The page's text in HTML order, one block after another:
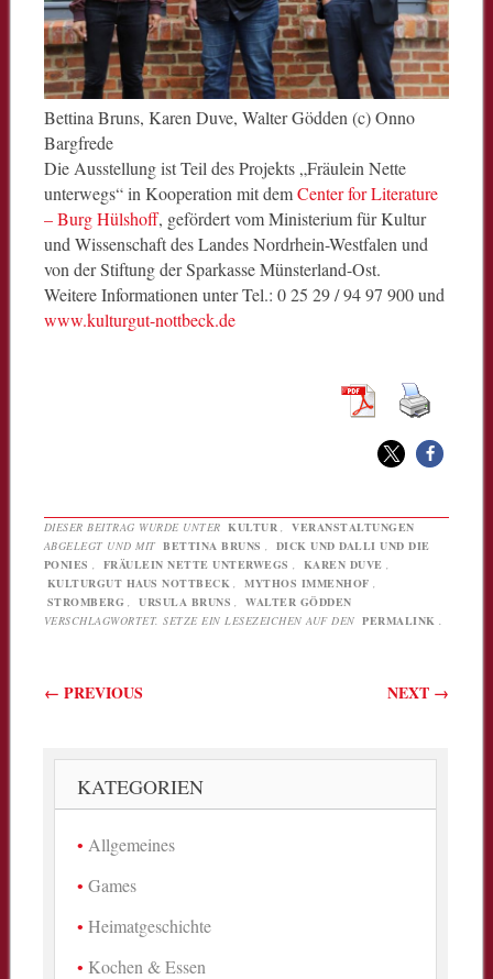
Bettina Bruns, Karen Duve, Walter Gödden (c) Onno
Bargfrede
Die Ausstellung ist Teil des Projekts „Fräulein Nette
unterwegs“ in Kooperation mit demCenter for Literature
– Burg Hülshoff, gefördert vom Ministerium für Kultur
und Wissenschaft des Landes Nordrhein-Westfalen und
von der Stiftung der Sparkasse Münsterland-Ost.
Weitere Informationen unter Tel.: 0 25 29 / 94 97 900 und
www.kulturgut-nottbeck.de
DIESER BEITRAG WURDE UNTER KULTUR
VERANSTALTUNGEN
ABGELEGT UND MIT BETTINA BRUNS
DICK UND DALLI UND DIE
PONIES
FRÄULEIN NETTE UNTERWEGS KAREN DUVE
KULTURGUT HAUS NOTTBECK
MYTHOS IMMENHOF
STROMBERG
URSULA BRUNS
WALTER GÖDDEN
VERSCHLAGWORTET. SETZE EIN LESEZEICHEN AUF DEN PERMALINK
Beitragsnavigation
← PREVIOUS NEXT →
KATEGORIEN
Allgemeines
Games
Heimatgeschichte
Kochen & Essen